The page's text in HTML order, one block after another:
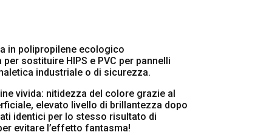
in polipropilene ecologico
sostituire HIPS e PVC per pannelli
industriale o di sicurezza.
vivida: nitidezza del colore grazie al
elevato livello di brillantezza dopo
identici per lo stesso risultato di
evitare l’effetto fantasma!